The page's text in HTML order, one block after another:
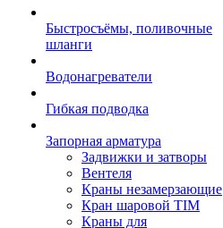
Быстросъёмы, поливочные
шланги
Водонагреватели
Гибкая подводка
Запорная арматура
Задвижки и затворы
Вентеля
Краны незамерзающие
Кран шаровой TIM
Краны для